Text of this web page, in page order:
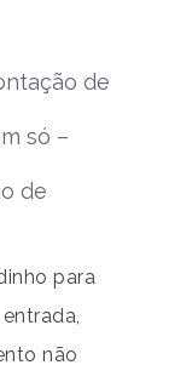
de
só –
de
para
não